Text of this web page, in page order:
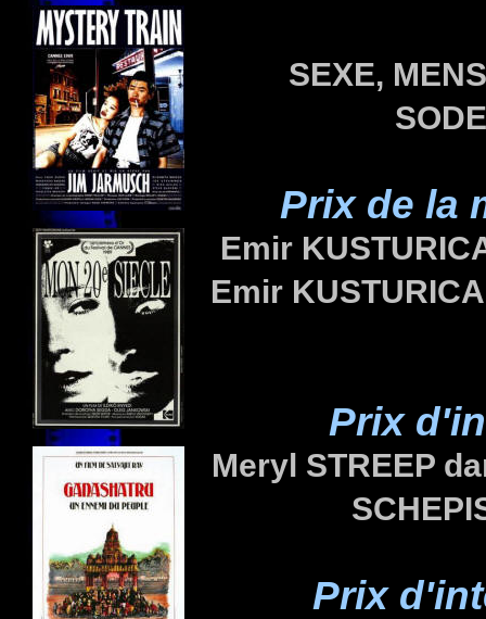
SEXE,
Prix de la
Emir
Emir
Prix
Meryl STREEP
Prix